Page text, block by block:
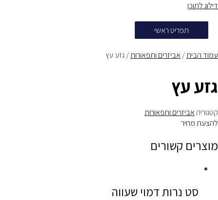
דילוג לתוכן
תפריט ראשי
עמוד הבית/ אביזרים ותפאורות/ גזע עץ
גזע עץ
קטגוריה אביזרים ותפאורות
להצעת מחיר
מוצרים קשורים
סט נרות דמוי שעווה